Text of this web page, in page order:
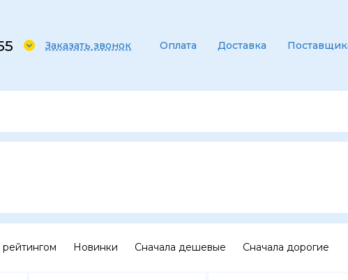
Заказать звонок Оплата Доставка
Новинки Сначала дешевые Сначала дорогие